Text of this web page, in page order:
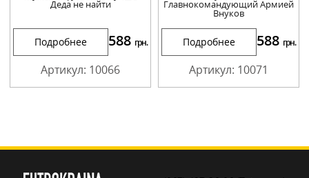
Деда не найти
Подробнее 588 грн.
Артикул: 10066
Главнокомандующий Армией
Внуков
Подробнее 588 грн.
Артикул: 10071